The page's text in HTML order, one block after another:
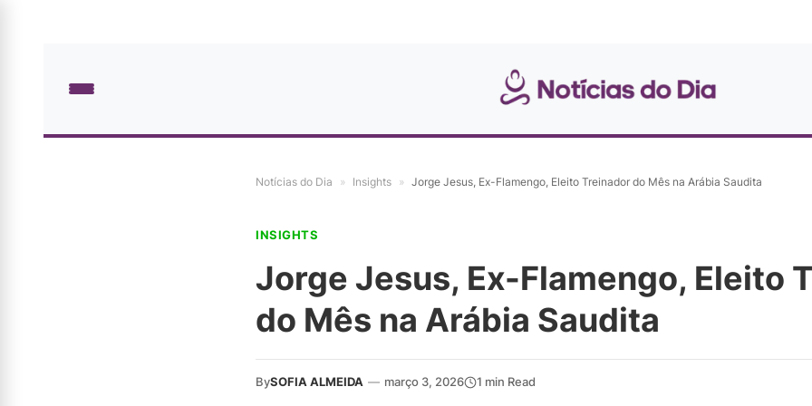
Notícias do Dia » Insights » Jorge Jesus, Ex-Flamengo, Eleito Treinador do Mês na Arábia Saudita
INSIGHTS
Jorge Jesus, Ex-Flamengo, Eleito
do Mês na Arábia Saudita
BySOFIA ALMEIDA — março 3, 2026 1 min Read